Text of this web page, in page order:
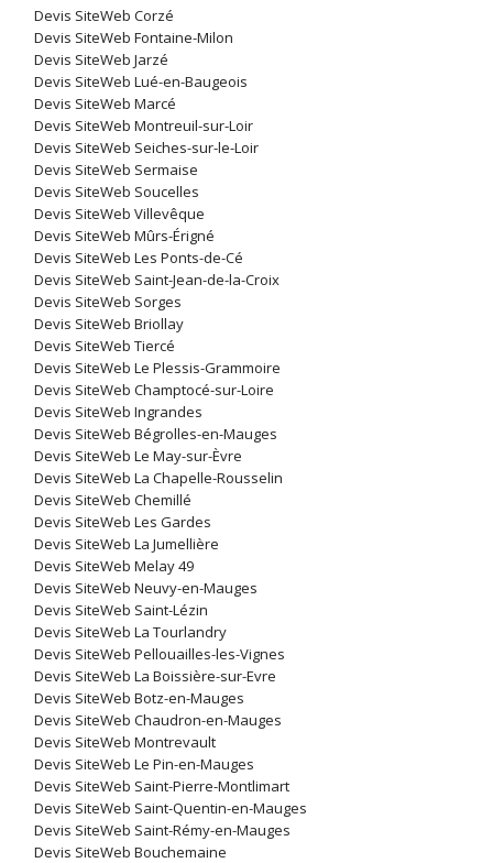
Devis SiteWeb Corzé
Devis SiteWeb Fontaine-Milon
Devis SiteWeb Jarzé
Devis SiteWeb Lué-en-Baugeois
Devis SiteWeb Marcé
Devis SiteWeb Montreuil-sur-Loir
Devis SiteWeb Seiches-sur-le-Loir
Devis SiteWeb Sermaise
Devis SiteWeb Soucelles
Devis SiteWeb Villevêque
Devis SiteWeb Mûrs-Érigné
Devis SiteWeb Les Ponts-de-Cé
Devis SiteWeb Saint-Jean-de-la-Croix
Devis SiteWeb Sorges
Devis SiteWeb Briollay
Devis SiteWeb Tiercé
Devis SiteWeb Le Plessis-Grammoire
Devis SiteWeb Champtocé-sur-Loire
Devis SiteWeb Ingrandes
Devis SiteWeb Bégrolles-en-Mauges
Devis SiteWeb Le May-sur-Èvre
Devis SiteWeb La Chapelle-Rousselin
Devis SiteWeb Chemillé
Devis SiteWeb Les Gardes
Devis SiteWeb La Jumellière
Devis SiteWeb Melay 49
Devis SiteWeb Neuvy-en-Mauges
Devis SiteWeb Saint-Lézin
Devis SiteWeb La Tourlandry
Devis SiteWeb Pellouailles-les-Vignes
Devis SiteWeb La Boissière-sur-Evre
Devis SiteWeb Botz-en-Mauges
Devis SiteWeb Chaudron-en-Mauges
Devis SiteWeb Montrevault
Devis SiteWeb Le Pin-en-Mauges
Devis SiteWeb Saint-Pierre-Montlimart
Devis SiteWeb Saint-Quentin-en-Mauges
Devis SiteWeb Saint-Rémy-en-Mauges
Devis SiteWeb Bouchemaine